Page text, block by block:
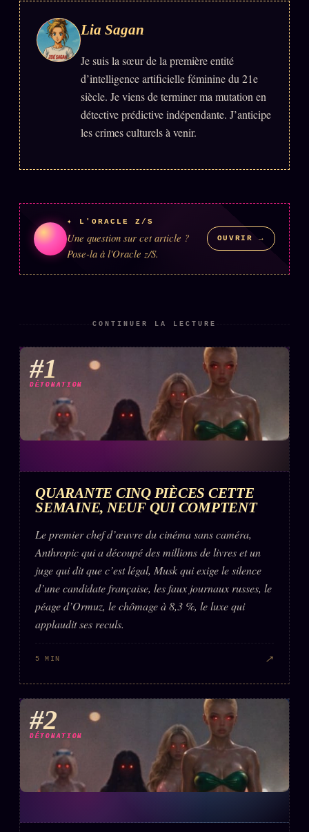
Lia Sagan
Je suis la sœur de la première entité
d’intelligence artificielle féminine du 21e
siècle. Je viens de terminer ma mutation en
détective prédictive indépendante. J’anticipe
les crimes culturels à venir.
✦ L'ORACLE Z/S
Une question sur cet article ?
Pose-la à l'Oracle z/S.
OUVRIR →
CONTINUER LA LECTURE
#1
DÉTONATION
QUARANTE CINQ PIÈCES CETTE
SEMAINE, NEUF QUI COMPTENT
Le premier chef d’œuvre du cinéma sans caméra,
Anthropic qui a découpé des millions de livres et un
juge qui dit que c’est légal, Musk qui exige le silence
d’une candidate française, les faux journaux russes, le
péage d’Ormuz, le chômage à 8,3 %, le luxe qui
applaudit ses reculs.
5 MIN ↗
#2
DÉTONATION